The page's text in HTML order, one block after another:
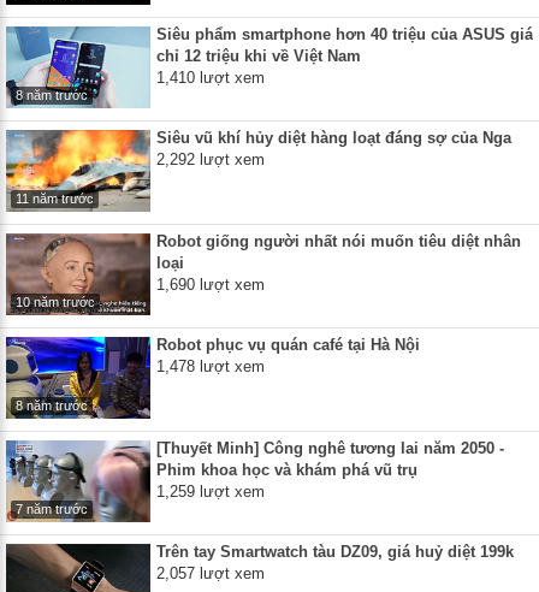
8 năm trước
Siêu phẩm smartphone hơn 40 triệu của ASUS giá
chỉ 12 triệu khi về Việt Nam
1,410 lượt xem
11 năm trước
Siêu vũ khí hủy diệt hàng loạt đáng sợ của Nga
2,292 lượt xem
10 năm trước
Robot giống người nhất nói muốn tiêu diệt nhân
loại
1,690 lượt xem
8 năm trước
Robot phục vụ quán café tại Hà Nội
1,478 lượt xem
7 năm trước
[Thuyết Minh] Công nghê tương lai năm 2050 -
Phim khoa học và khám phá vũ trụ
1,259 lượt xem
Trên tay Smartwatch tàu DZ09, giá huỷ diệt 199k
2,057 lượt xem